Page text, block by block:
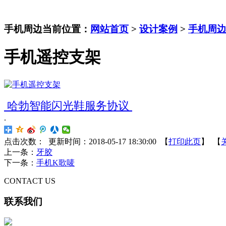
手机周边当前位置： 网站首页 > 设计案例 > 手机周边
手机遥控支架
哈勃智能闪光鞋服务协议
.
点击次数： 更新时间：2018-05-17 18:30:00 【打印此页】 【
上一条： 牙胶
下一条： 手机K歌唛
CONTACT US
联系我们